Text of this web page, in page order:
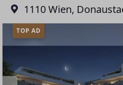
1110 Wien,
TOP AD